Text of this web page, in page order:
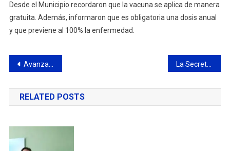
Desde el Municipio recordaron que la vacuna se aplica de manera
gratuita. Además, informaron que es obligatoria una dosis anual
y que previene al 100% la enfermedad.
Navegación
de
entradas
Avanzan las obras para duplicar la capacidad de la Escuela de Cadetes del Servicio Penitenciario Bonaerense La Secretaría de Desarrollo Económico entregó los certificados del Curso de Introducción al Trabajo
RELATED POSTS